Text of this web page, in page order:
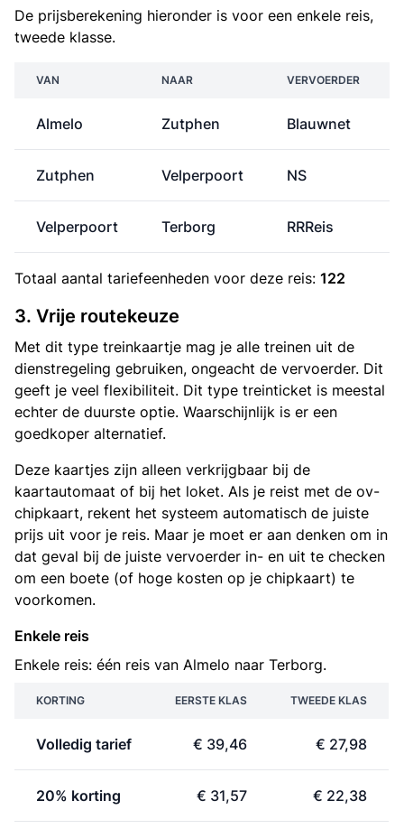
De prijsberekening hieronder is voor een enkele reis,
tweede klasse.
VAN NAAR VERVOERDER
Almelo Zutphen Blauwnet
Zutphen Velperpoort NS
Velperpoort Terborg RRReis
Totaal aantal tariefeenheden voor deze reis: 122
3. Vrije routekeuze
Met dit type treinkaartje mag je alle treinen uit de
dienstregeling gebruiken, ongeacht de vervoerder. Dit
geeft je veel flexibiliteit. Dit type treinticket is meestal
echter de duurste optie. Waarschijnlijk is er een
goedkoper alternatief.
Deze kaartjes zijn alleen verkrijgbaar bij de
kaartautomaat of bij het loket. Als je reist met de ov-
chipkaart, rekent het systeem automatisch de juiste
prijs uit voor je reis. Maar je moet er aan denken om in
dat geval bij de juiste vervoerder in- en uit te checken
om een boete (of hoge kosten op je chipkaart) te
voorkomen.
Enkele reis
Enkele reis: één reis van Almelo naar Terborg.
KORTING EERSTE KLAS TWEEDE KLAS
Volledig tarief € 39,46 € 27,98
20% korting € 31,57 € 22,38